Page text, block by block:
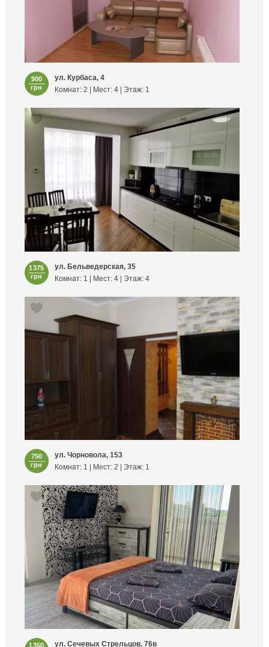
900
грн
ул. Курбаса, 4
Комнат: 2 | Мест: 4 | Этаж: 1
1375
грн
ул. Бельведерская, 35
Комнат: 1 | Мест: 4 | Этаж: 4
750
грн
ул. Чорновола, 153
Комнат: 1 | Мест: 2 | Этаж: 1
1350 ул. Сечевых Стрельцов, 76в